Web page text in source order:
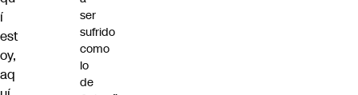
í
est
oy,
aq
ser
sufrido
como
lo
de